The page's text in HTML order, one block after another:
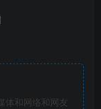
体和网络和网友